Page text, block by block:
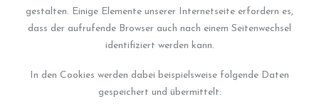
gestalten. Einige Elemente unserer Internetseite erfordern es,
dass der aufrufende Browser auch nach einem Seitenwechsel
identifiziert werden kann.
In den Cookies werden dabei beispielsweise folgende Daten
gespeichert und übermittelt: